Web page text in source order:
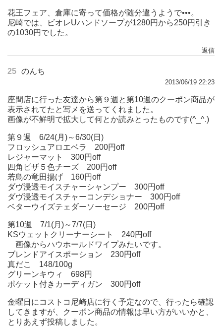
花王フェア、倉庫に寄って価格が随分違うようで•••。
尼崎では、ビオレUハンドソープが1280円から250円引き
の1030円でした。
返信
25 のんち
2013/06/19 22:23
座間店に行った友達から第９週と第10週のクーポン商品が
表示されてたと写メを送ってくれました。
画像が不鮮明で拡大して何とか読みとったものです(^_^.)
第９週 6/24(月)～6/30(日)
フロッシュアロエベラ 200円off
レジャーマット 300円off
四角ピザ５色チーズ 200円off
若鳥の竜田揚げ 160円off
ダヴ浸透モイスチャーシャンプー 300円off
ダヴ浸透モイスチャーコンデショナー 300円off
ベターウイズテェダーソーセージ 200円off
第10週 7/1(月)～7/7(日)
KSウェットクリーナーシート 240円off
画像からハウホールドワイプみたいです。
ブレンドアイスポーション 230円off
真だこ 148/100g
グリーンキウィ 698円
ポケット付きカーディガン 300円off
金曜日にコストコ尼崎店に行く予定なので、行ったら確認
してきますが、クーポン商品の情報は早い方がいいかと、
とりあえず投稿しました。